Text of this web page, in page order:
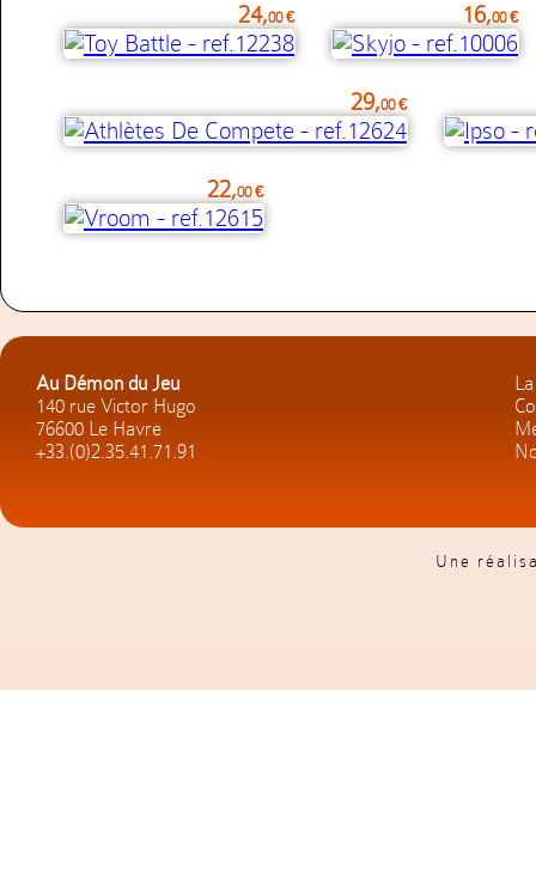
24,00 € 16,00 €
29,00 €
22,00 €
Au Démon du Jeu
140 rue Victor Hugo
76600 Le Havre
+33.(0)2.35.41.71.91
Une